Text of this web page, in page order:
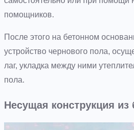
помощников.
После этого на бетонном
устройство чернового пола,
лаг, укладка между ними
пола.
Несущая конструкция из